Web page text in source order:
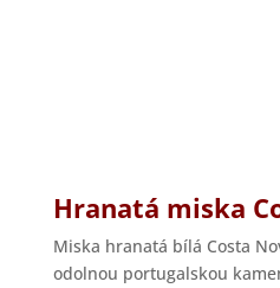
Hranatá miska
Miska hranatá bílá Costa
odolnou portugalskou